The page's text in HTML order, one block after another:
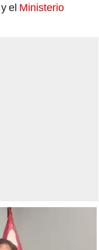
el Ministerio